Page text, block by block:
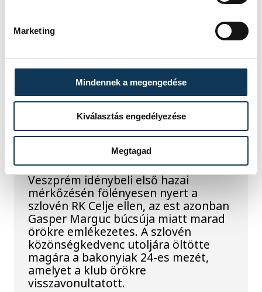
Marketing
Mindennek a megengedése
Kiválasztás engedélyezése
Megtagad
A gólok mellett a
könnyek is potyogtak –
Gasper Marguc
elköszönt Veszprémtől
Érzelmekben és gólokban gazdag
gálamérkőzést láthatott a veszprémi
közönség péntek este. A One
Veszprém idénybeli első hazai
mérkőzésén fölényesen nyert a
szlovén RK Celje ellen, az est azonban
Gasper Marguc búcsúja miatt marad
örökre emlékezetes. A szlovén
közönségkedvenc utoljára öltötte
magára a bakonyiak 24-es mezét,
amelyet a klub örökre
visszavonultatott.